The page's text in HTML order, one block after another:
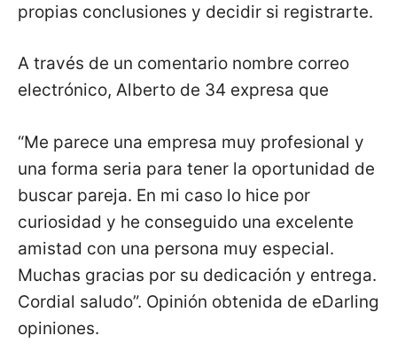
propias conclusiones y decidir si registrarte.
A través de un comentario nombre correo
electrónico, Alberto de 34 expresa que
“Me parece una empresa muy profesional y
una forma seria para tener la oportunidad de
buscar pareja. En mi caso lo hice por
curiosidad y he conseguido una excelente
amistad con una persona muy especial.
Muchas gracias por su dedicación y entrega.
Cordial saludo”. Opinión obtenida de eDarling
opiniones.